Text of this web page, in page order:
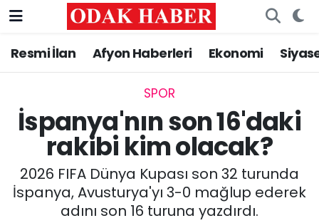
Resmi İlan Afyon Haberleri Ekonomi
SPOR
İspanya'nın son 16'daki
rakibi kim olacak?
2026 FIFA Dünya Kupası son 32 turunda
İspanya, Avusturya'yı 3-0 mağlup ederek
adını son 16 turuna yazdırdı.
AFYONKARAHİSAR HABERLERİ
ASAYİŞ
SİYASET
Nöbetçi Eczaneler
Trafik Durumu
Tüm Manşetler